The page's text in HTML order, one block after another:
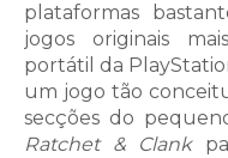
plataformas
jogos originais
portátil da
um jogo tão
secções do
Ratchet & Clank